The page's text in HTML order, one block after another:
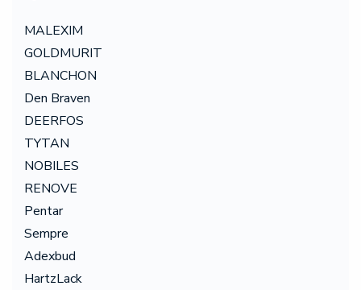
MALEXIM
GOLDMURIT
BLANCHON
Den Braven
DEERFOS
TYTAN
NOBILES
RENOVE
Pentar
Sempre
Adexbud
HartzLack